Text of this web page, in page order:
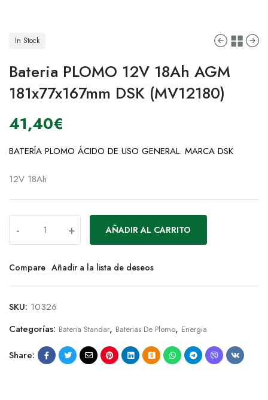
In Stock
Bateria PLOMO 12V 18Ah AGM
181x77x167mm DSK (MV12180)
41,40€
BATERÍA PLOMO ÁCIDO DE USO GENERAL. MARCA DSK
12V 18Ah
- + AÑADIR AL CARRITO
Compare Añadir a la lista de deseos
SKU: 10326
Categorías: Bateria Standar, Baterias De Plomo, Energia
Share: